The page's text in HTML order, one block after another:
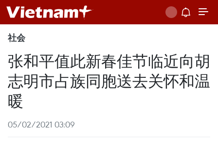
社会
张和平值此新春佳节临近向胡
志明市占族同胞送去关怀和温
暖
05/02/2021 03:09